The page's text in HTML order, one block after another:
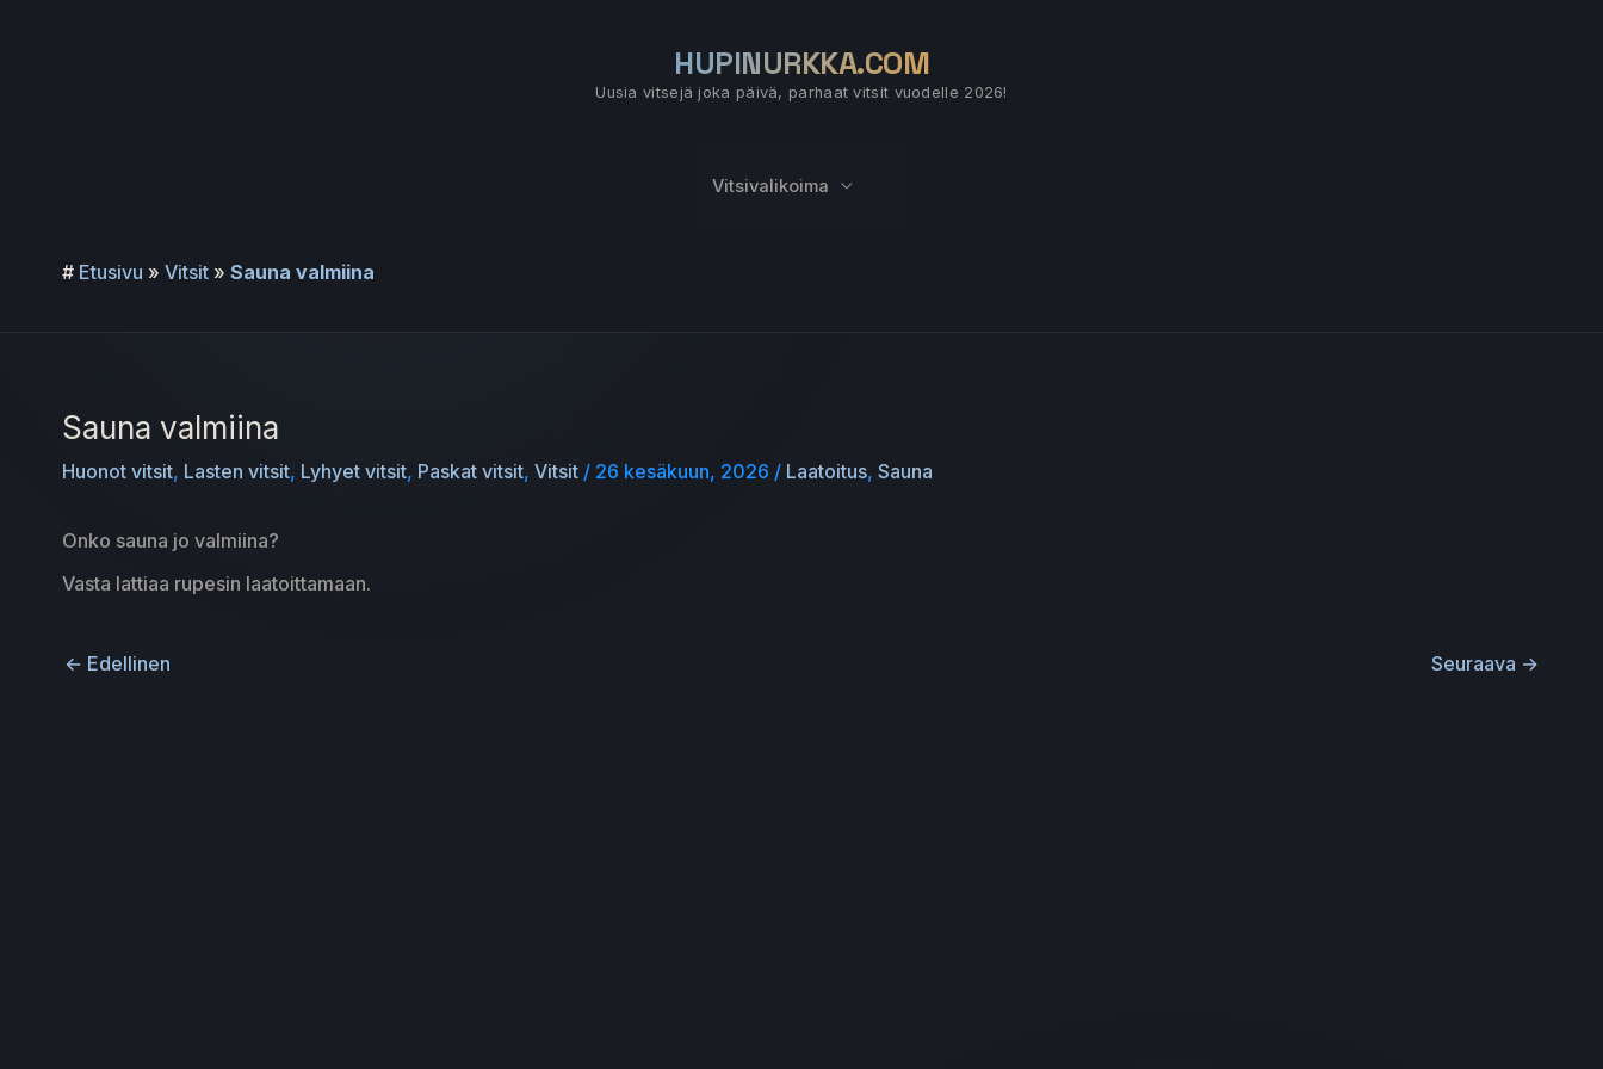
HUPINURKKA.COM
Uusia vitsejä joka päivä, parhaat vitsit vuodelle 2026!
Vitsivalikoima
# Etusivu » Vitsit » Sauna valmiina
Sauna valmiina
Huonot vitsit, Lasten vitsit, Lyhyet vitsit, Paskat vitsit, Vitsit / 26 kesäkuun, 2026 / Laatoitus, Sauna
Onko sauna jo valmiina?
Vasta lattiaa rupesin laatoittamaan.
← Edellinen Seuraava →